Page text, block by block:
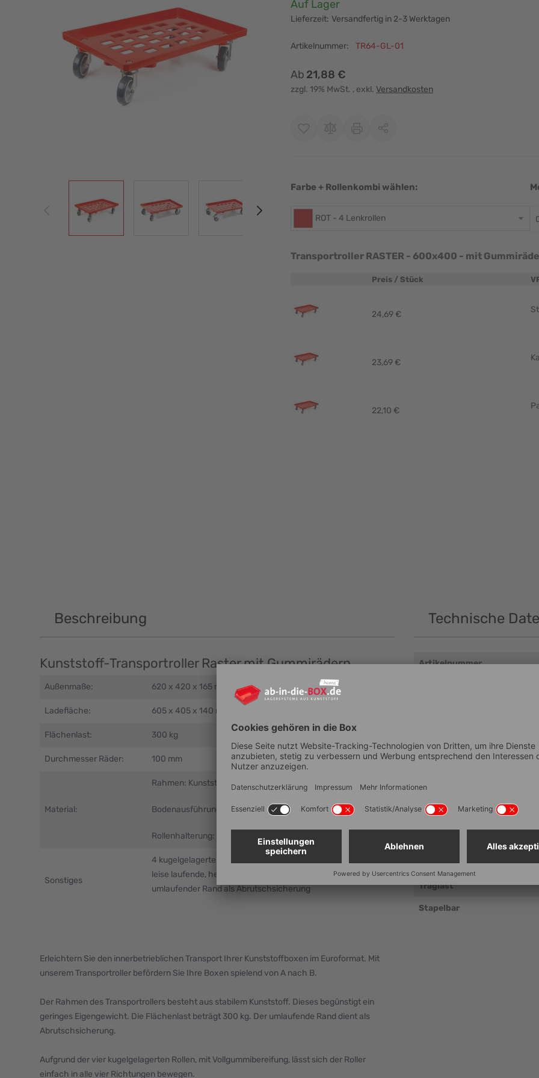
View larger imageView larger imageView larger image View larger
Verfügbarkeit:
Auf Lager
Lieferzeit: Versandfertig in 2-3 Werktagen
Artikelnummer: TR64-GL-01
Ab 21,88 €
zzgl. 19% MwSt. , exkl. Versandkosten
Farbe + Rollenkombi wählen:
ROT - 4 Lenkrollen
Transportroller RASTER - 600x400 - mit
Preis / Stück
24,69 €
23,69 €
22,10 €
Beschreibung
Kunststoff-Transportroller Raster mit Gummirädern
Außenmaße: 620 x 420 x 165 mm
Ladefläche: 605 x 405 x 140 mm
Flächenlast: 300 kg
Durchmesser Räder: 100 mm
Material:
Rahmen: Kunststoff (ABS)
Bodenausführung: Raster
Rollenhalterung: verzinkter Stahl/rostfreier Edelstahl
Sonstiges
4 kugelgelagerte Rollen
leise laufende, hellgraue Gummiräder
umlaufender Rand als Abrutschsicherung
Erleichtern Sie den innerbetrieblichen Transport Ihrer Kunststoffboxen im Euroformat. Mit
unserem Transportroller befördern Sie Ihre Boxen spielend von A nach B.
Der Rahmen des Transportrollers besteht aus stabilem Kunststoff. Dieses begünstigt ein
geringes Eigengewicht. Die Flächenlast beträgt 300 kg. Der umlaufende Rand dient als
Abrutschsicherung.
Aufgrund der vier kugelgelagerten Rollen, mit Vollgummibereifung, lässt sich der Roller
einfach in alle vier Richtungen bewegen.
Technische
Artikelnummer
Außenmaß Höhe (mm ± 5
Innenmaß Höhe (mm ± 5 mm)
Eigengewicht (g/Stk.)
Material
Traglast
Stapelbar